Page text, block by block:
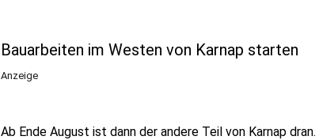
Bauarbeiten im Westen von Karnap starten
Anzeige
Ab Ende August ist dann der andere Teil von Karnap